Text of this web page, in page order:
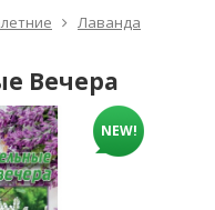
Лаванда
Вечера
NEW!